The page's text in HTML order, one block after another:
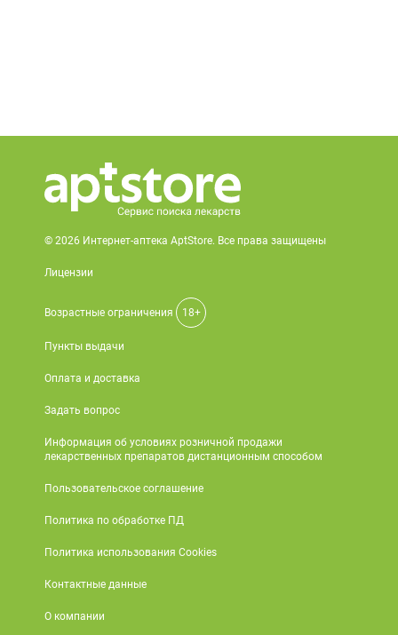
© 2026 Интернет-аптека AptStore. Все права защищены
Лицензии
Возрастные ограничения 18+
Пункты выдачи
Оплата и доставка
Задать вопрос
Информация об условиях розничной продажи
лекарственных препаратов дистанционным способом
Пользовательское соглашение
Политика по обработке ПД
Политика использования Cookies
Контактные данные
О компании